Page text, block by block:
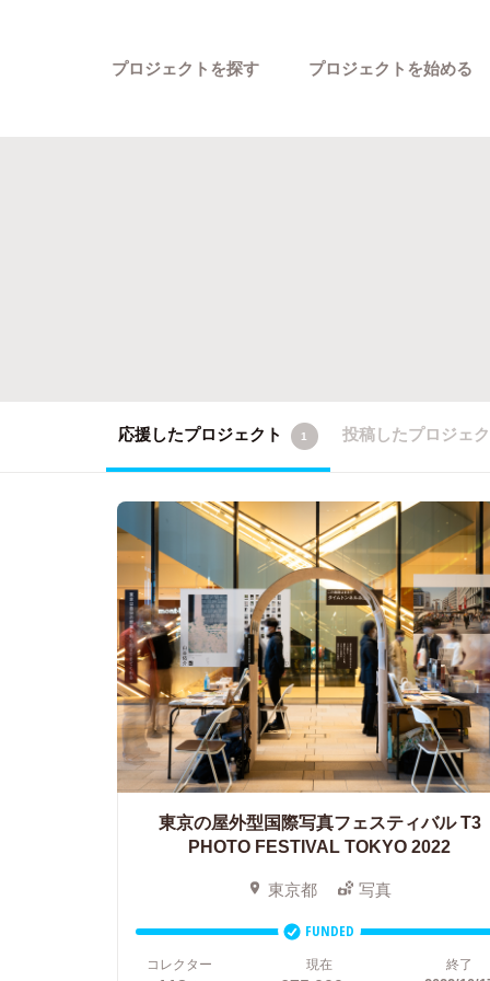
プロジェクトを探す プロジェクトを始める
応援したプロジェクト 1 投稿したプロジェ
東京の屋外型国際写真フェスティバルT3
PHOTO FESTIVAL TOKYO 2022
東京都 写真
FUNDED
コレクター
現在 終了